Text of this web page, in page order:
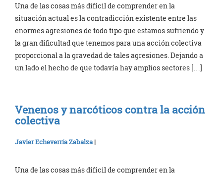
Una de las cosas más difícil de comprender en la
situación actual es la contradicción existente entre las
enormes agresiones de todo tipo que estamos sufriendo y
la gran dificultad que tenemos para una acción colectiva
proporcional a la gravedad de tales agresiones. Dejando a
un lado el hecho de que todavía hay amplios sectores […]
Venenos y narcóticos contra la acción
colectiva
Javier Echeverría Zabalza |
Una de las cosas más difícil de comprender en la